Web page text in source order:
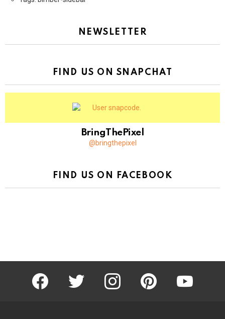
NEWSLETTER
FIND US ON SNAPCHAT
BringThePixel
@bringthepixel
FIND US ON FACEBOOK
facebook twitter instagram pinterest youtube